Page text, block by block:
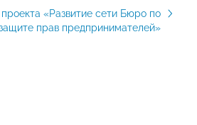
«Развитие сети Бюро по
прав предпринимателей»